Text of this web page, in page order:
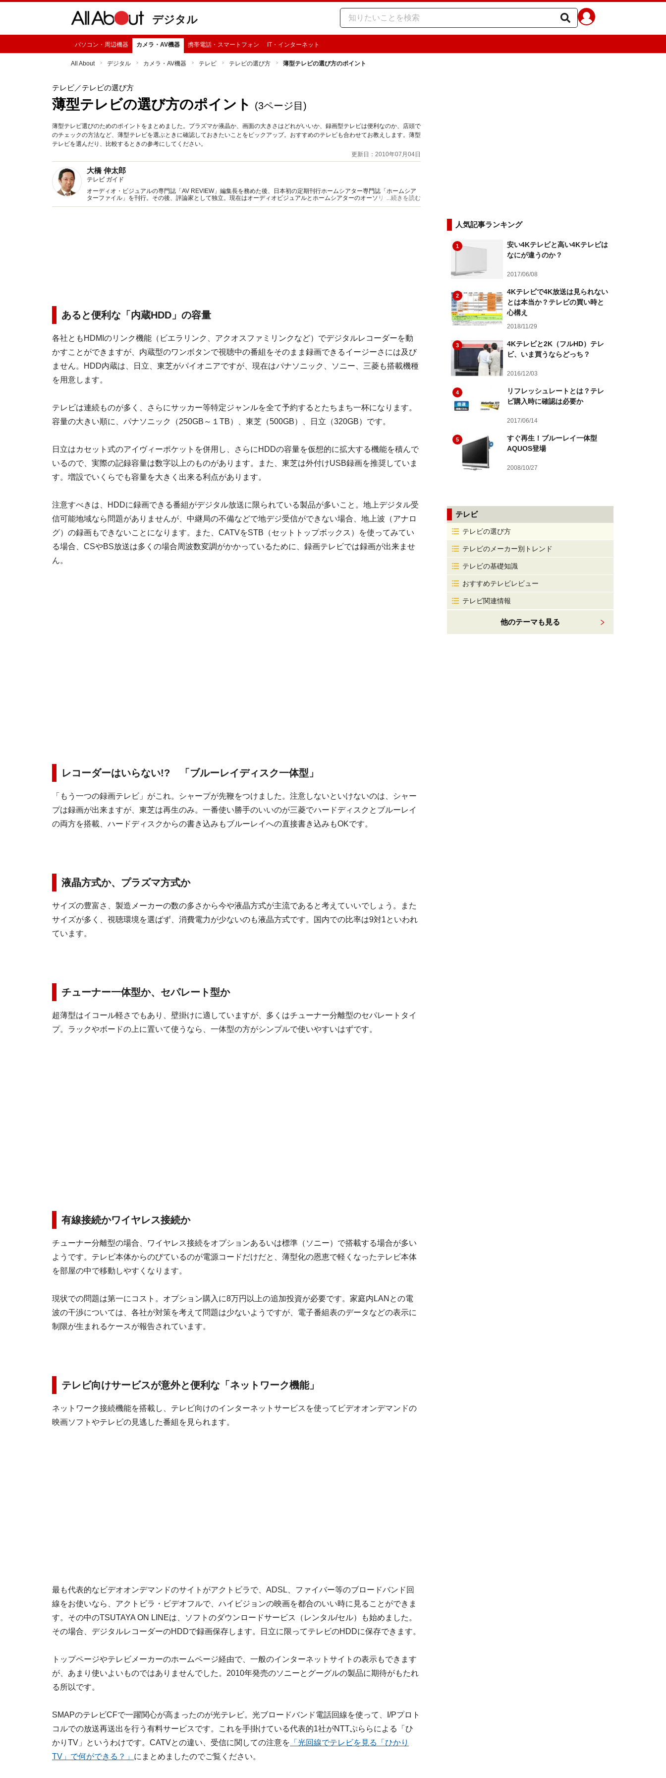
デジタル
パソコン・周辺機器 カメラ・AV機器 携帯電話・スマートフォン IT・インターネット
All About デジタル カメラ・AV機器 テレビ テレビの選び方 薄型テレビの選び方のポイント
テレビ／テレビの選び方
薄型テレビの選び方のポイント (3ページ目)
薄型テレビ選びのためのポイントをまとめました。プラズマか液晶か、画面の大きさはどれがいいか、録画型テレビは便利なのか、店頭で
のチェックの方法など、薄型テレビを選ぶときに確認しておきたいことをピックアップ。おすすめのテレビも合わせてお教えします。薄型
テレビを選んだり、比較するときの参考にしてください。
更新日：2010年07月04日
大橋 伸太郎
テレビ ガイド
オーディオ・ビジュアルの専門誌「AV REVIEW」編集長を務めた後、日本初の定期刊行ホームシアター専門誌「ホームシア
ターファイル」を刊行。その後、評論家として独立。現在はオーディオビジュアルとホームシアターのオーソリティとして活
躍中。講演や全国系新聞での執筆やテレビ出演なども多い。
...続きを読む
あると便利な「内蔵HDD」の容量
各社ともHDMIのリンク機能（ビエラリンク、アクオスファミリンクなど）でデジタルレコーダーを動
かすことができますが、内蔵型のワンボタンで視聴中の番組をそのまま録画できるイージーさには及び
ません。HDD内蔵は、日立、東芝がパイオニアですが、現在はパナソニック、ソニー、三菱も搭載機種
を用意します。
テレビは連続ものが多く、さらにサッカー等特定ジャンルを全て予約するとたちまち一杯になります。
容量の大きい順に、パナソニック（250GB～１TB）、東芝（500GB）、日立（320GB）です。
日立はカセット式のアイヴィーポケットを併用し、さらにHDDの容量を仮想的に拡大する機能を積んで
いるので、実際の記録容量は数字以上のものがあります。また、東芝は外付けUSB録画を推奨していま
す。増設でいくらでも容量を大きく出来る利点があります。
注意すべきは、HDDに録画できる番組がデジタル放送に限られている製品が多いこと。地上デジタル受
信可能地域なら問題がありませんが、中継局の不備などで地デジ受信ができない場合、地上波（アナロ
グ）の録画もできないことになります。また、CATVをSTB（セットトップボックス）を使ってみてい
る場合、CSやBS放送は多くの場合周波数変調がかかっているために、録画テレビでは録画が出来ませ
ん。
レコーダーはいらない!? 「ブルーレイディスク一体型」
「もう一つの録画テレビ」がこれ。シャープが先鞭をつけました。注意しないといけないのは、シャー
プは録画が出来ますが、東芝は再生のみ。一番使い勝手のいいのが三菱でハードディスクとブルーレイ
の両方を搭載、ハードディスクからの書き込みもブルーレイへの直接書き込みもOKです。
液晶方式か、プラズマ方式か
サイズの豊富さ、製造メーカーの数の多さから今や液晶方式が主流であると考えていいでしょう。また
サイズが多く、視聴環境を選ばず、消費電力が少ないのも液晶方式です。国内での比率は9対1といわれ
ています。
チューナー一体型か、セパレート型か
超薄型はイコール軽さでもあり、壁掛けに適していますが、多くはチューナー分離型のセパレートタイ
プ。ラックやボードの上に置いて使うなら、一体型の方がシンプルで使いやすいはずです。
有線接続かワイヤレス接続か
チューナー分離型の場合、ワイヤレス接続をオプションあるいは標準（ソニー）で搭載する場合が多い
ようです。テレビ本体からのびているのが電源コードだけだと、薄型化の恩恵で軽くなったテレビ本体
を部屋の中で移動しやすくなります。
現状での問題は第一にコスト。オプション購入に8万円以上の追加投資が必要です。家庭内LANとの電
波の干渉については、各社が対策を考えて問題は少ないようですが、電子番組表のデータなどの表示に
制限が生まれるケースが報告されています。
テレビ向けサービスが意外と便利な「ネットワーク機能」
ネットワーク接続機能を搭載し、テレビ向けのインターネットサービスを使ってビデオオンデマンドの
映画ソフトやテレビの見逃した番組を見られます。
最も代表的なビデオオンデマンドのサイトがアクトビラで、ADSL、ファイバー等のブロードバンド回
線をお使いなら、アクトビラ・ビデオフルで、ハイビジョンの映画を都合のいい時に見ることができま
す。その中のTSUTAYA ON LINEは、ソフトのダウンロードサービス（レンタル/セル）も始めました。
その場合、デジタルレコーダーのHDDで録画保存します。日立に限ってテレビのHDDに保存できます。
トップページやテレビメーカーのホームページ経由で、一般のインターネットサイトの表示もできます
が、あまり使いよいものではありませんでした。2010年発売のソニーとグーグルの製品に期待がもたれ
る所以です。
SMAPのテレビCFで一躍関心が高まったのが光テレビ。光ブロードバンド電話回線を使って、I/Pプロト
コルでの放送再送出を行う有料サービスです。これを手掛けている代表的1社がNTTぷららによる「ひ
かりTV」というわけです。CATVとの違い、受信に関しての注意を 「光回線でテレビを見る「ひかり
TV」で何ができる？」 にまとめましたのでご覧ください。
人気記事ランキング
1
安い4Kテレビと高い4Kテレビは
なにが違うのか？
2017/06/08
2
4Kテレビで4K放送は見られない
とは本当か？テレビの買い時と
心構え
2018/11/29
3
4Kテレビと2K（フルHD）テレ
ビ、いま買うならどっち？
2016/12/03
4
リフレッシュレートとは？テレ
ビ購入時に確認は必要か
2017/06/14
5
すぐ再生！ブルーレイ一体型
AQUOS登場
2008/10/27
テレビ
テレビの選び方
テレビのメーカー別トレンド
テレビの基礎知識
おすすめテレビレビュー
テレビ関連情報
他のテーマも見る